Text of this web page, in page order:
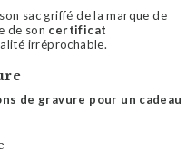
sac griffé de la marque de
de son certificat
irréprochable.
de gravure pour un cadeau